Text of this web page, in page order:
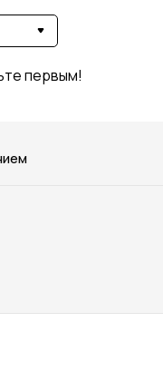
первым!